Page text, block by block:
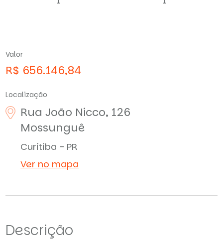
Valor
R$ 656.146,84
Localização
Rua João Nicco, 126
Mossunguê
Curitiba - PR
Ver no mapa
Descrição